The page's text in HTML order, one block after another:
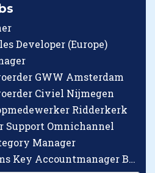
Developer (Europe)
GWW Amsterdam
Civiel Nijmegen
Ridderkerk
Support Omnichannel
Manager
Checkpoint Systems Key Accountmanager Benelux